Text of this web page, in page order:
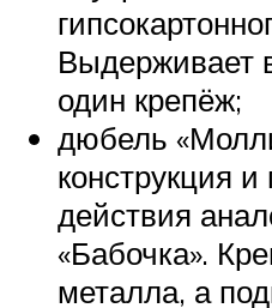
Выдерживает
один крепёж;
дюбель
конструкция
действия
«Бабочка».
металла, а